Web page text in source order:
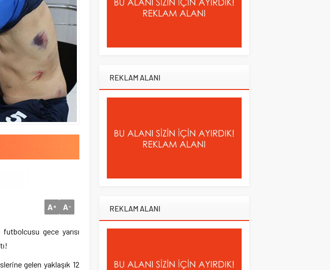
A+ A-
gece yarısı
gelen yaklaşık 12
REKLAM ALANI
REKLAM ALANI